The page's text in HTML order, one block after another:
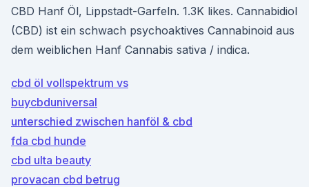
CBD Hanf Öl, Lippstadt-Garfeln. 1.3K likes. Cannabidiol
(CBD) ist ein schwach psychoaktives Cannabinoid aus
dem weiblichen Hanf Cannabis sativa / indica.
cbd öl vollspektrum vs
buycbduniversal
unterschied zwischen hanföl & cbd
fda cbd hunde
cbd ulta beauty
provacan cbd betrug